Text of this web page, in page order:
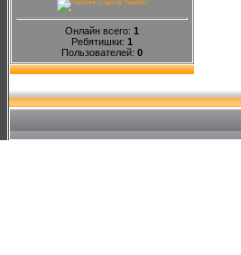
Онлайн всего: 1
Ребятишки: 1
Пользователей: 0